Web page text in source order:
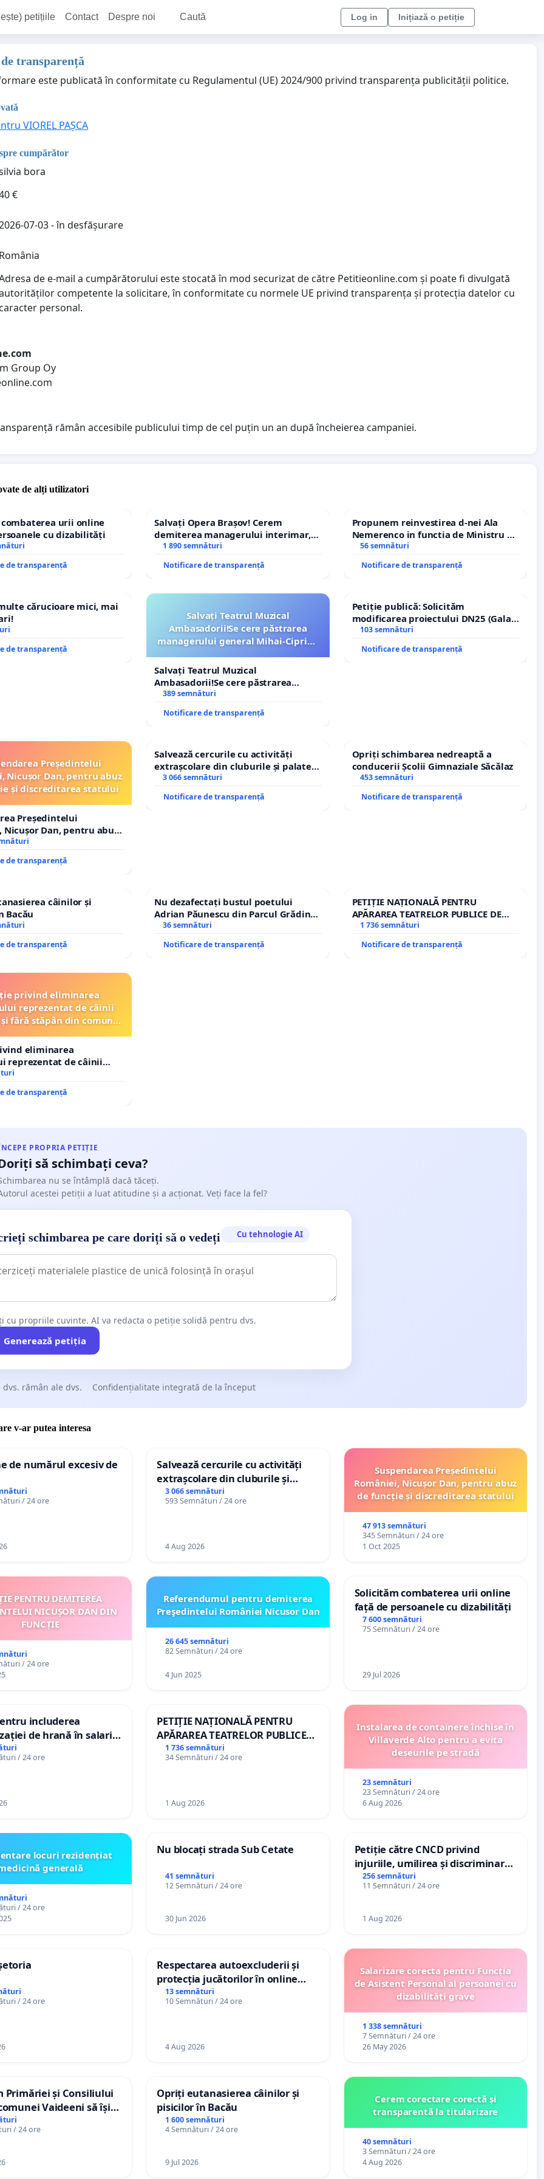
petițiile Contact Despre noi Caută Log in Inițiază o petiție
transparență
este publicată în conformitate cu Regulamentul (UE) 2024/900 privind transparența publicității politice.
VIOREL PAȘCA
cumpărător
bora
€
07-03 - în desfășurare
România
de e-mail a cumpărătorului este stocată în mod securizat de către Petitieonline.com și poate fi divulgată
competente la solicitare, în conformitate cu normele UE privind transparența și protecția datelor cu
caracter personal.
Group Oy
rămân accesibile publicului timp de cel puțin un an după încheierea campaniei.
de alți utilizatori
urii online
cu dizabilități
de transparență
Salvați Opera Brașov! Cerem
demiterea managerului interimar,
Petrean Lucian-Marius!
1 890 semnături
Notificare de transparență
Propunem reinvestirea d-nei Ala
Nemerenco in functia de Ministru al
Sanatatii
56 semnături
Notificare de transparență
cărucioare mici, mai
de transparență
Salvați Teatrul Muzical
Ambasadorii!Se cere păstrarea
managerului general Mihai-Ciprian
Salvați Teatrul Muzical
Ambasadorii!Se cere păstrarea
managerului general Mihai-Ciprian
389 semnături
Notificare de transparență
Petiție publică: Solicităm
modificarea proiectului DN25 (Galați
– Hanu Conachi) prin devierea
103 semnături
Notificare de transparență
Președintelui
Nicușor Dan, pentru abuz
și discreditarea statului
Președintelui
Nicușor Dan, pentru abuz
și discreditarea statului
de transparență
Salvează cercurile cu activități
extrașcolare din cluburile și palatele
copiilor
3 066 semnături
Notificare de transparență
Opriți schimbarea nedreaptă a
conducerii Școlii Gimnaziale Săcălaz
453 semnături
Notificare de transparență
câinilor și
Bacău
de transparență
Nu dezafectați bustul poetului
Adrian Păunescu din Parcul Grădina
Icoanei! Stop cenzurii culturale!
36 semnături
Notificare de transparență
PETIȚIE NAȚIONALĂ PENTRU
APĂRAREA TEATRELOR PUBLICE DE
REPERTORIU DIN ROMÂNIA
1 736 semnături
Notificare de transparență
privind eliminarea
reprezentat de câinii
fără stăpân din comuna
eliminarea
reprezentat de câinii
fără stăpân din comuna
de transparență
PROPRIA PETIȚIE
să schimbați ceva?
nu se întâmplă dacă tăceți.
acestei petiții a luat atitudine și a acționat. Veți face la fel?
schimbarea pe care doriți să o vedeți Cu tehnologie AI
cu propriile cuvinte. AI va redacta o petiție solidă pentru dvs.
Generează petiția
dvs. rămân ale dvs. Confidențialitate integrată de la început
v-ar putea interesa
de numărul excesiv de
/ 24 ore
Salvează cercurile cu activități
extrașcolare din cluburile și
palatele copiilor
3 066 semnături
593 Semnături / 24 ore
4 Aug 2026
Suspendarea Președintelui
României, Nicușor Dan, pentru abuz
de funcție și discreditarea statului
47 913 semnături
345 Semnături / 24 ore
1 Oct 2025
PENTRU DEMITEREA
NICUȘOR DAN DIN
FUNCȚIE
/ 24 ore
Referendumul pentru demiterea
Preşedintelui României Nicusor Dan
26 645 semnături
82 Semnături / 24 ore
4 Jun 2025
Solicităm combaterea urii online
față de persoanele cu dizabilități
7 600 semnături
75 Semnături / 24 ore
29 Jul 2026
includerea
de hrană în salariul
și protejarea gradațiilor
pentru asistenții
/ 24 ore
PETIȚIE NAȚIONALĂ PENTRU
APĂRAREA TEATRELOR PUBLICE
DE REPERTORIU DIN ROMÂNIA
1 736 semnături
34 Semnături / 24 ore
1 Aug 2026
Instalarea de containere închise în
Villaverde Alto pentru a evita
deșeurile pe stradă
23 semnături
23 Semnături / 24 ore
6 Aug 2026
locuri rezidențiat
generală
/ 24 ore
Nu blocați strada Sub Cetate
41 semnături
12 Semnături / 24 ore
30 Jun 2026
Petiție către CNCD privind
injuriile, umilirea și discriminarea
persoanelor cu dizabilități de
către utilizatorul TikTok „Gorici”
256 semnături
11 Semnături / 24 ore
1 Aug 2026
/ 24 ore
Respectarea autoexcluderii și
protecția jucătorilor în online
casino
13 semnături
10 Semnături / 24 ore
4 Aug 2026
Salarizare corecta pentru Funcția
de Asistent Personal al persoanei cu
dizabilități grave
1 338 semnături
7 Semnături / 24 ore
26 May 2026
Primăriei și Consiliului
Vaideeni să își
efectiv atribuțiile legale
interesele
serviciului de apă!
/ 24 ore
Opriți eutanasierea câinilor și
pisicilor în Bacău
1 600 semnături
4 Semnături / 24 ore
9 Jul 2026
Cerem corectare corectă și
transparentă la titularizare
40 semnături
3 Semnături / 24 ore
4 Aug 2026